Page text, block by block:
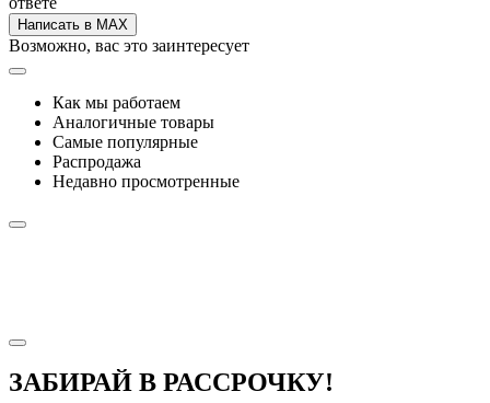
Написать в MAX
Возможно, вас это заинтересует
Как мы работаем
Аналогичные товары
Самые популярные
Распродажа
Недавно просмотренные
ЗАБИРАЙ В РАССРОЧКУ!